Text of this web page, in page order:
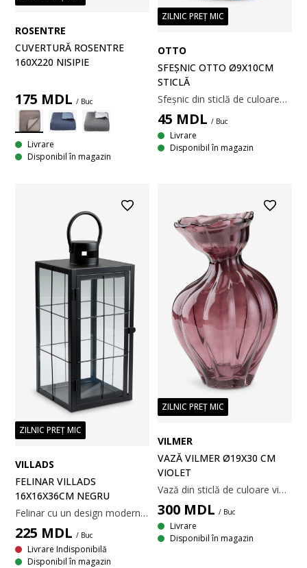
ROSENTRE
CUVERTURĂ ROSENTRE
160X220 NISIPIE
175 MDL / Buc
Livrare
Disponibil în magazin
ZILNIC PREȚ MIC
OTTО
SFEȘNIC OTTO Ø9X10CM
STICLĂ
Sfeșnic din sticlă de culoarea migdalei. Prezintă un design unic, fluid, cu o formă organică, ce creează o expresie artistică. Ø9 x H10 cm
45 MDL / Buc
Livrare
Disponibil în magazin
ZILNIC PREȚ MIC
VILLADS
FELINAR VILLADS
16X16X36CM NEGRU
Felinar cu un design modern, dreptunghiular, din oțel negru și sticlă transparentă. Este ideal pentru a expune o lumânare și pentru a crea o atmosferă primitoare pe podea sau pe o masă. l16 x L16 x H36 cm
225 MDL / Buc
Livrare Indisponibilă
Disponibil în magazin
ZILNIC PREȚ MIC
VILMER
VAZĂ VILMER Ø19X30 CM
VIOLET
Vază din sticlă de culoare violet, cu design sculptural, canelat. Forma organică este potrivită pentru expunerea florilor sau poate fi folosită ca obiect decorativ de sine stătător. Ø19x30 cm
300 MDL / Buc
Livrare
Disponibil în magazin